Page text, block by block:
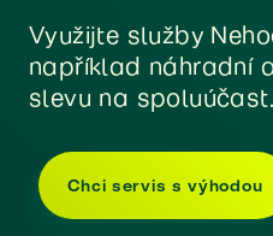
Využijte služby
například náhradní
slevu na spoluúčast.
Chci servis s výhodou